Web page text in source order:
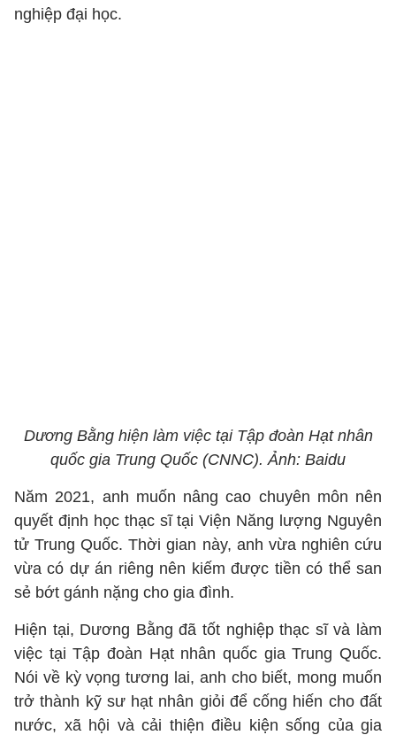
nghiệp đại học.
Dương Bằng hiện làm việc tại Tập đoàn Hạt nhân
quốc gia Trung Quốc (CNNC). Ảnh: Baidu
Năm 2021, anh muốn nâng cao chuyên môn nên
quyết định học thạc sĩ tại Viện Năng lượng Nguyên
tử Trung Quốc. Thời gian này, anh vừa nghiên cứu
vừa có dự án riêng nên kiếm được tiền có thể san
sẻ bớt gánh nặng cho gia đình.
Hiện tại, Dương Bằng đã tốt nghiệp thạc sĩ và làm
việc tại Tập đoàn Hạt nhân quốc gia Trung Quốc.
Nói về kỳ vọng tương lai, anh cho biết, mong muốn
trở thành kỹ sư hạt nhân giỏi để cống hiến cho đất
nước, xã hội và cải thiện điều kiện sống của gia